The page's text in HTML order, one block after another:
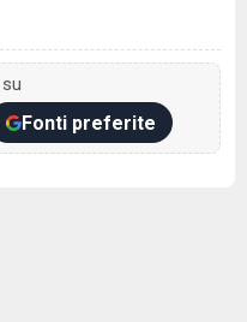
Fonti preferite